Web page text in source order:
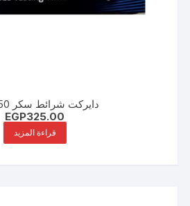
دايركت شرائط سكر 50شريط
EGP325.00
قراءة المزيد